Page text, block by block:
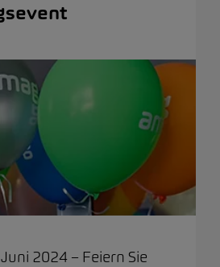
2024 – Feiern Sie